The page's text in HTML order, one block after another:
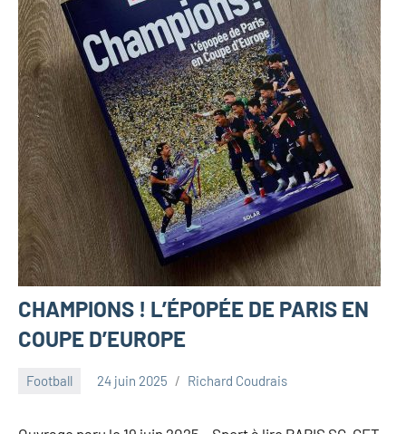
CHAMPIONS ! L’ÉPOPÉE DE PARIS EN
COUPE D’EUROPE
Football 24 juin 2025 Richard Coudrais